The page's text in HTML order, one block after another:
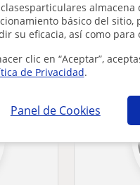
almacena
básico del sitio,
su eficacia, así como
clic en “Aceptar”,
de Privacidad.
Panel de Cookies
en Mataró que